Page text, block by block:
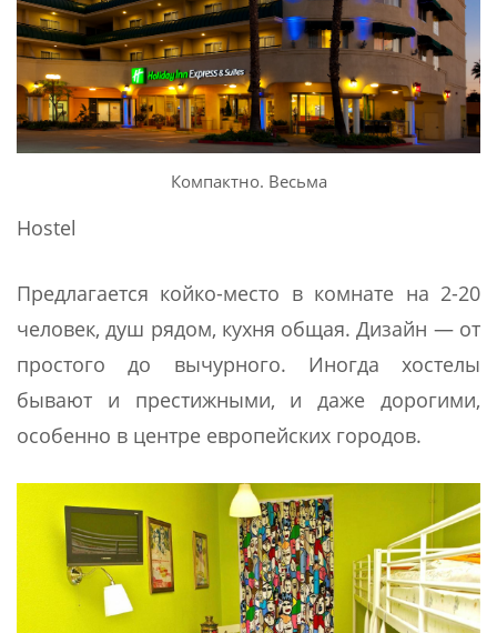
Компактно. Весьма
Hostel
Предлагается койко-место в комнате на 2-20
человек, душ рядом, кухня общая. Дизайн — от
простого до вычурного. Иногда хостелы
бывают и престижными, и даже дорогими,
особенно в центре европейских городов.